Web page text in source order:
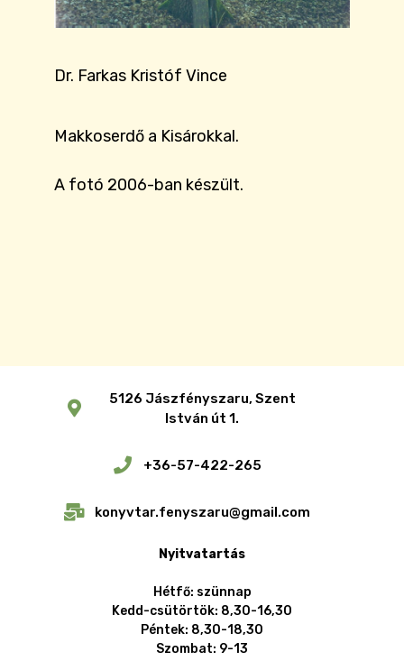
Dr. Farkas Kristóf Vince
Makkoserdő a Kisárokkal.
A fotó 2006-ban készült.
5126 Jászfényszaru, Szent
István út 1.
+36-57-422-265
konyvtar.fenyszaru@gmail.com
Nyitvatartás
Hétfő: szünnap
Kedd-csütörtök: 8,30-16,30
Péntek: 8,30-18,30
Szombat: 9-13